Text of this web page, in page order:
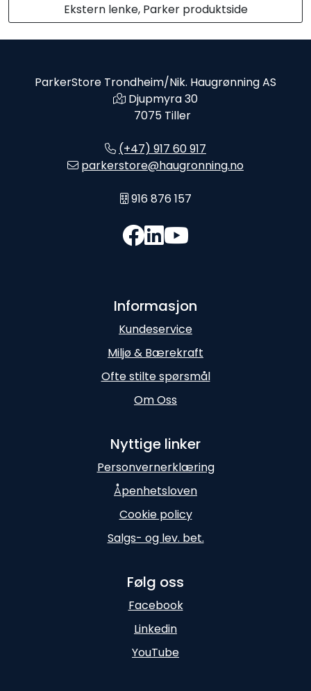
Ekstern lenke, Parker produktside
ParkerStore Trondheim/Nik. Haugrønning AS
Djupmyra 30
7075 Tiller
(+47) 917 60 917
parkerstore@haugronning.no
916 876 157
Informasjon
Kundeservice
Miljø & Bærekraft
Ofte stilte spørsmål
Om Oss
Nyttige linker
Personvernerklæring
Åpenhetsloven
Cookie policy
Salgs- og lev. bet.
Følg oss
Facebook
Linkedin
YouTube